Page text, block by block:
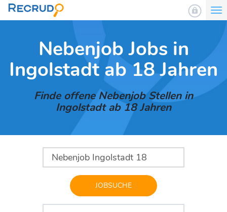
Nebenjob Jobs in
Ingolstadt ab 18 Jahren
Finde offene Nebenjob Stellen in
Ingolstadt ab 18 Jahren
JOBSUCHE